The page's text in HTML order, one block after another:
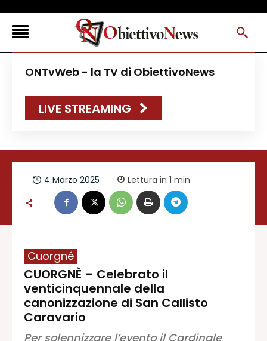
FLASH NEWS
NEWS DAL RESTO D’ITALIA
CANAVESELOCAL
PROMOREDAZIONALI
ONSTYLE MAGAZINE
Redazione
Contatti
Lavora con noi
ONTvWeb - la TV di ObiettivoNews
LIVE STREAMING
4 Marzo 2025 Lettura in 1 min.
Cuorgné
CUORGNÈ – Celebrato il
venticinquennale della
canonizzazione di San Callisto
Caravario
Per solennizzare l’evento il Cardinale